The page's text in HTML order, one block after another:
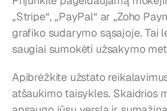
„Stripe“, „PayPal“ ar „Zoho
grafiko sudarymo sąsajoje. Tai
saugiai sumokėti užsakymo
Apibrėžkite užstato
atšaukimo taisykles. Skaidrios